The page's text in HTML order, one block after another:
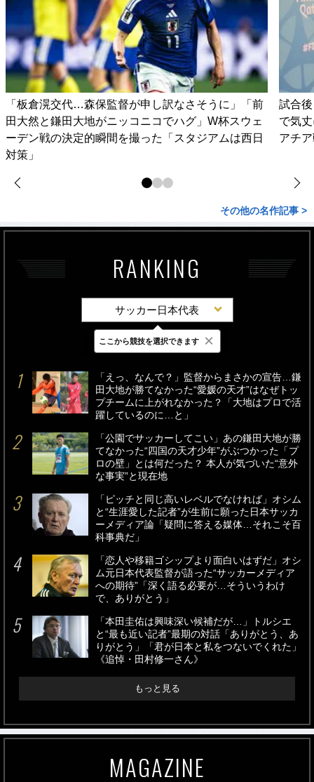
「板倉滉交代…森保監督が申し訳なさそうに」「前
田大然と鎌田大地がニッコニコでハグ」W杯スウェ
ーデン戦の決定的瞬間を撮った「スタジアムは西日
対策」
試合
で気
アチ
その他の名作記事 >
RANKING
サッカー日本代表
最新 24時間 週間
「えっ、なんで？」監督からまさかの宣告…鎌
田大地が勝てなかった“愛媛の天才”はなぜトッ
プチームに上がれなかった？「大地はプロで活
躍しているのに…と」
「公園でサッカーしてこい」あの鎌田大地が勝
てなかった“四国の天才少年”がぶつかった「プ
ロの壁」とは何だった？ 本人が気づいた“意外
な事実”と現在地
「ピッチと同じ高いレベルでなければ」オシム
と“生涯愛した記者”が生前に願った日本サッカ
ーメディア論「疑問に答える媒体…それこそ百
科事典だ」
「恋人や移籍ゴシップより面白いはずだ」オシ
ム元日本代表監督が語った“サッカーメディア
への期待”「深く語る必要が…そういうわけ
で、ありがとう」
「本田圭佑は興味深い候補だが…」トルシエ
と“最も近い記者”最期の対話「ありがとう、あ
りがとう」「君が日本と私をつないでくれた」
《追悼・田村修一さん》
もっと見る
MAGAZINE
ここから競技を選択できます ×